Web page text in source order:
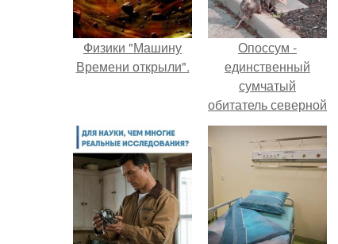
Физики "Машину
Времени открыли".
Опоссум -
единственный
сумчатый
обитатель северной
америки.